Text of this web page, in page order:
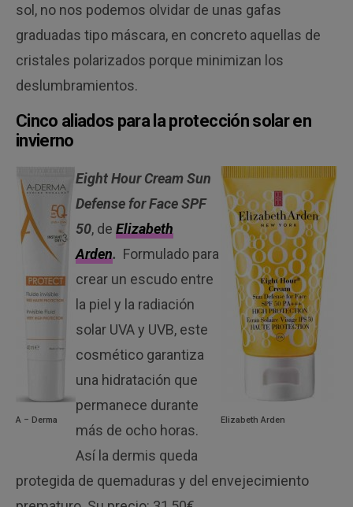
sol, no nos podemos olvidar de unas gafas
graduadas tipo máscara, en concreto aquellas de
cristales polarizados porque minimizan los
deslumbramientos.
Cinco aliados para la protección solar en
invierno
A – Derma Elizabeth Arden
Eight Hour Cream Sun
Defense for Face SPF
50, deElizabeth
Arden. Formulado para
crear un escudo entre
la piel y la radiación
solar UVA y UVB, este
cosmético garantiza
una hidratación que
permanece durante
más de ocho horas.
Así la dermis queda
protegida de quemaduras y del envejecimiento